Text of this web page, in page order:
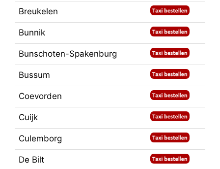
Breukelen
Bunnik
Bunschoten-Spakenburg
Bussum
Coevorden
Cuijk
Culemborg
De Bilt